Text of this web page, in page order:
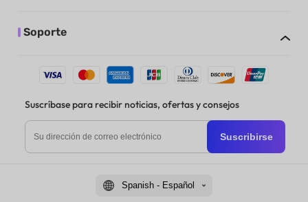
Soporte
Suscríbase para recibir noticias, ofertas y consejos
Suscribirse
Spanish - Español